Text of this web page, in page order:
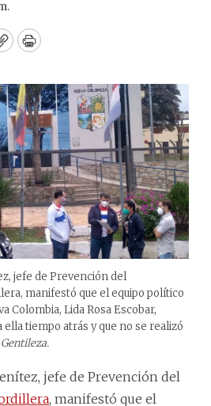
CopyPrint
jefe de Prevención del
manifestó que el equipo político
Colombia, Lida Rosa Escobar,
tiempo atrás y que no se realizó
jefe de Prevención del
, manifestó que el